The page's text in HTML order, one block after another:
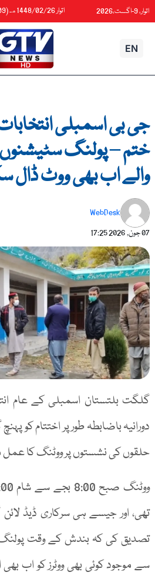
اتوار، 9-اگست،2026 اتوار 1448/02/26هـ (09-08-2026م)
EN
جی بی اسمبلی
ختم – پولنگ سٹیشنوں
والے اب بھی ووٹ ڈال
WebDesk
07 جون, 2026
17:25
گلگت بلتستان اسمبلی کے عام
حلقوں کی نشستوں پر ووٹنگ کا
تھی، اور جیسے ہی سرکاری ڈیڈ لائن
تصدیق کی کہ بندش کے وقت پولنگ
سے موجود کوئی بھی ووٹرز کو اب